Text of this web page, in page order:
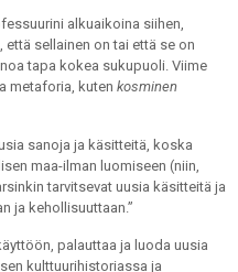
alkuaikoina siihen,
sellainen on tai että se on
tapa kokea sukupuoli. Viime
metaforia, kutenkosminen
sanoja ja käsitteitä, koska
maa-ilman luomiseen (niin,
tarvitsevat uusia käsitteitä ja
ja kehollisuuttaan.”
palauttaa ja luoda uusia
kulttuurihistoriassa ja